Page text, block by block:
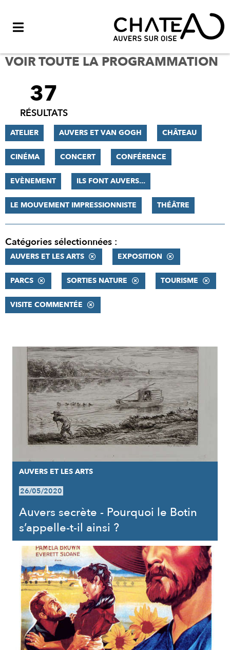
VOIR TOUTE LA PROGRAMMATION
FILTRER
RÉSULTATS
37
RÉSULTATS
ATELIER AUVERS ET VAN GOGH CHÂTEAU
CINÉMA CONCERT CONFÉRENCE
EVÈNEMENT ILS FONT AUVERS...
LE MOUVEMENT IMPRESSIONNISTE THÉÂTRE
Catégories sélectionnées :
AUVERS ET LES ARTS EXPOSITION
PARCS SORTIES NATURE TOURISME
VISITE COMMENTÉE
RÉSULTATS
AUVERS ET LES ARTS
26/05/2020
Auvers secrète - Pourquoi le Botin
s’appelle-t-il ainsi ?